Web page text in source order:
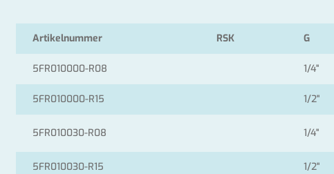
Artikelnummer RSK G
5FR010000-R08 1/4"
5FR010000-R15 1/2"
5FR010030-R08 1/4"
5FR010030-R15 1/2"